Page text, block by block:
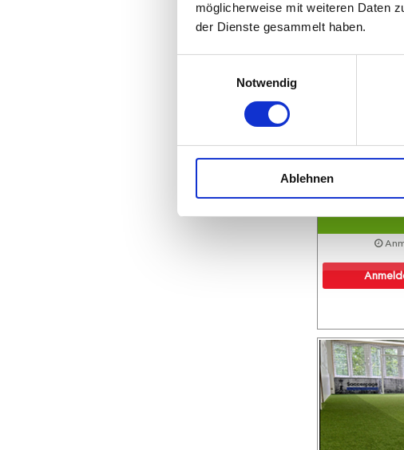
möglicherweise mit weiteren Daten
der Dienste gesammelt haben.
Notwendig
Ablehnen